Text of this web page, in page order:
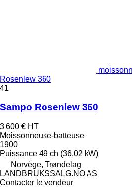
Rosenlew 360
41
Sampo Rosenlew 360
3 600 € HT
Moissonneuse-batteuse
1900
Puissance 49 ch (36.02 kW)
Norvège, Trøndelag
LANDBRUKSSALG.NO AS
Contacter le vendeur